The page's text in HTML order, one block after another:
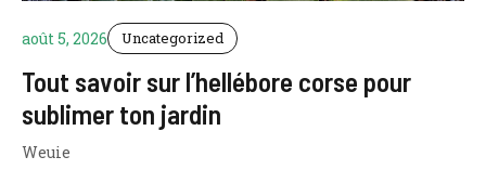
août 5, 2026 Uncategorized
Tout savoir sur l’hellébore corse pour
sublimer ton jardin
Weuie